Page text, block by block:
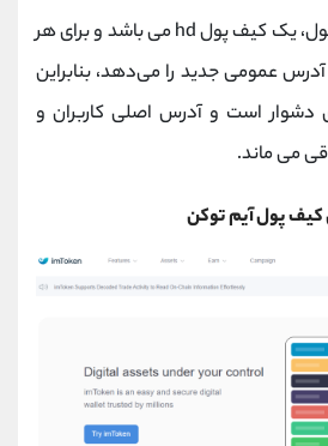
از آن جایی که این کیف پول، یک کیف پول hd می باشد و برای هر
عمومی جدید را می‌دهد، بنابراین
دشوار است و آدرس اصلی کاربران و
می ماند.
کیف پول آیم توکن